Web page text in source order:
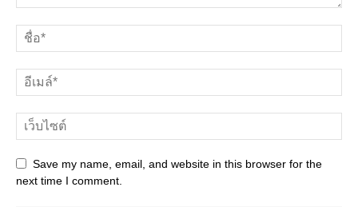
Save my name, email, and website in this browser for the
next time I comment.